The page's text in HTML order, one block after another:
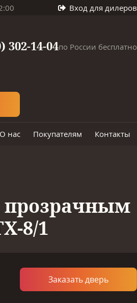
Вход для дилеров
302-14-04по России бесплатно
О нас Покупателям Контакты
прозрачным
8/1
Заказать дверь